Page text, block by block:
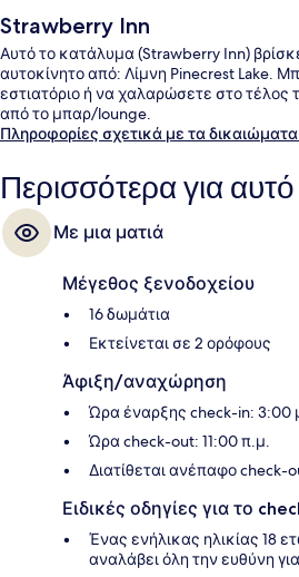
Strawberry Inn
Αυτό το κατάλυμα (Strawberry Inn)
αυτοκίνητο από: Λίμνη Pinecrest Lake.
εστιατόριο ή να χαλαρώσετε στο τέλος
από το μπαρ/lounge.
Πληροφορίες σχετικά με τα
Περισσότερα για
Με μια ματιά
Μέγεθος ξενοδοχείου
16 δωμάτια
Εκτείνεται σε 2 ορόφους
Άφιξη/αναχώρηση
Ώρα έναρξης check-in: 3:00
Ώρα check-out: 11:00 π.μ.
Διατίθεται ανέπαφο check-
Ειδικές οδηγίες για το
Ένας ενήλικας ηλικίας 18
αναλάβει όλη την ευθύνη